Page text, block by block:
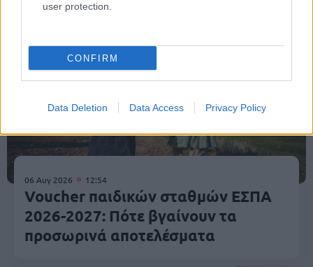
user protection.
CONFIRM
Data Deletion Data Access Privacy Policy
06 Αυγ 2026 12:54
Voucher παιδικών σταθμών ΕΣΠΑ
2026-2027: Πότε βγαίνουν τα
προσωρινά αποτελέσματα